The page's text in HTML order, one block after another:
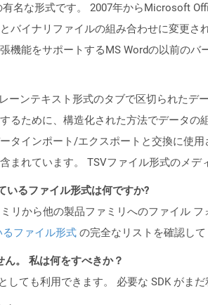
名な形式です。 2007年からMicrosoft
バイナリファイルの組み合わせに変更
機能をサポートするMS Wordの以前のバ
ーンテキスト形式のタブで区切られた
るために、構造化された方法でデータ
タインポート/エクスポートと交換に使
まれています。 TSVファイル形式のメデ
いるファイル形式は何ですか?
から他の製品ファミリへのファイル フ
ファイル形式 の完全なリストを確認して
。 私は何をすべきか？
ても利用できます。 必要な SDK がま